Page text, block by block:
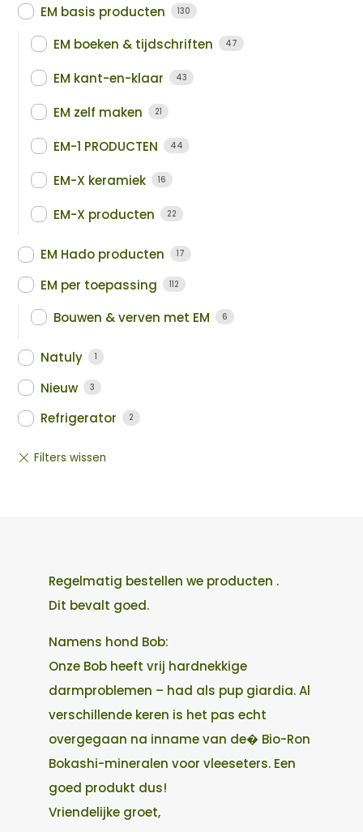
EM basis producten 130
EM boeken & tijdschriften 47
EM kant-en-klaar 43
EM zelf maken 21
EM-1 PRODUCTEN 44
EM-X keramiek 16
EM-X producten 22
EM Hado producten 17
EM per toepassing 112
Bouwen & verven met EM 6
Natuly 1
Nieuw 3
Refrigerator 2
Regelmatig bestellen we producten .
Dit bevalt goed.
Namens hond Bob:
Onze Bob heeft vrij hardnekkige
darmproblemen – had als pup giardia. Al
verschillende keren is het pas echt
overgegaan na inname van de� Bio-Ron
Bokashi-mineralen voor vleeseters. Een
goed produkt dus!
Vriendelijke groet,